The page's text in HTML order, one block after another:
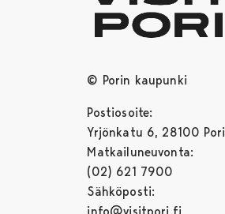
© Porin kaupunki
Postiosoite:
Yrjönkatu 6, 28100 Pori
Matkailuneuvonta:
(02) 621 7900
Sähköposti:
info@visitpori.fi